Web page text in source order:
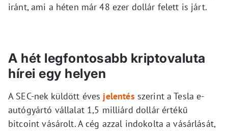
iránt, ami a héten már 48 ezer dollár felett is járt.
A hét legfontosabb kriptovaluta
hírei egy helyen
A SEC-nek küldött éves jelentés szerint a Tesla e-
autógyártó vállalat 1,5 milliárd dollár értékű
bitcoint vásárolt. A cég azzal indokolta a vásárlását,